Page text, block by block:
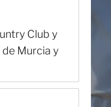
Club y
Murcia y